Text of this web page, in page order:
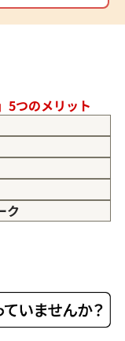
5つのメリット
ク